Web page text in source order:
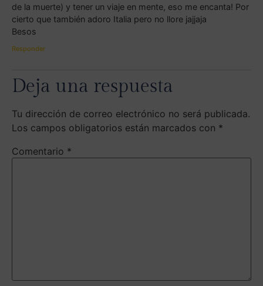
de la muerte) y tener un viaje en mente, eso me encanta! Por
cierto que también adoro Italia pero no llore jajjaja
Besos
Responder
Deja una respuesta
Tu dirección de correo electrónico no será publicada.
Los campos obligatorios están marcados con *
Comentario *